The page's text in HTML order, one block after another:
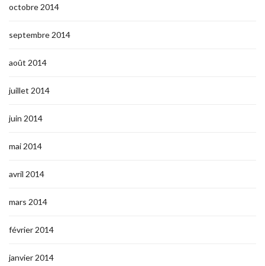
octobre 2014
septembre 2014
août 2014
juillet 2014
juin 2014
mai 2014
avril 2014
mars 2014
février 2014
janvier 2014